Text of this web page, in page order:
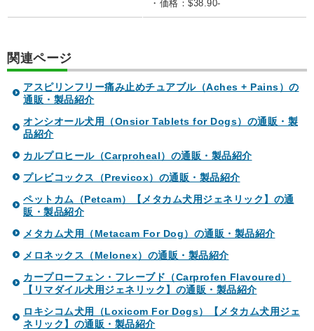
・価格：$38.90-
関連ページ
アスピリンフリー痛み止めチュアブル（Aches + Pains）の
通販・製品紹介
オンシオール犬用（Onsior Tablets for Dogs）の通販・製
品紹介
カルプロヒール（Carproheal）の通販・製品紹介
プレビコックス（Previcox）の通販・製品紹介
ペットカム（Petcam）【メタカム犬用ジェネリック】の通
販・製品紹介
メタカム犬用（Metacam For Dog）の通販・製品紹介
メロネックス（Melonex）の通販・製品紹介
カープローフェン・フレーブド（Carprofen Flavoured）
【リマダイル犬用ジェネリック】の通販・製品紹介
ロキシコム犬用（Loxicom For Dogs）【メタカム犬用ジェ
ネリック】の通販・製品紹介